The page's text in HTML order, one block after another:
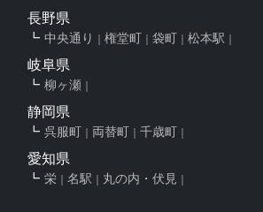
長野県
中央通り 権堂町 袋町 松本駅
岐阜県
柳ヶ瀬
静岡県
呉服町 両替町 千歳町
愛知県
栄 名駅 丸の内・伏見